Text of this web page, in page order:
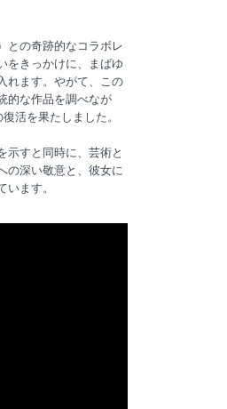
との奇跡的なコラボレ
をきっかけに、まばゆ
れます。やがて、この
的な作品を調べなが
活を果たしました。
示すと同時に、芸術と
の深い敬意と、彼女に
ます。